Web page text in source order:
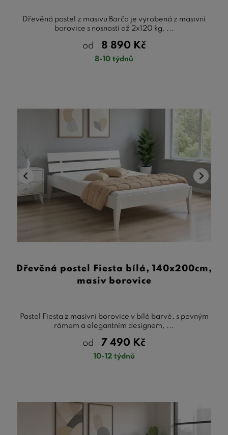
Dřevěná postel z masivu Barča je vyrobená z masivní
borovice s nosností až 2x120 kg. ...
od 8 890 Kč
8-10 týdnů
Dřevěná postel Fiesta bílá, 140x200cm,
masiv borovice
Postel Fiesta z masivní borovice v bílé barvé, s pevným
rámem a elegantním designem, ...
od 7 490 Kč
10-12 týdnů